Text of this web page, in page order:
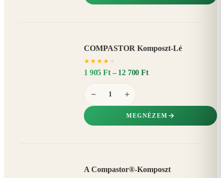
COMPASTOR Komposzt-Lé
★ ★ ★ ★
1 905 Ft – 12 700 Ft
− +
MEGNÉZEM
A Compastor®-Komposzt